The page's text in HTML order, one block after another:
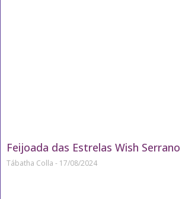
Feijoada das Estrelas Wish Serrano
Tábatha Colla 17/08/2024